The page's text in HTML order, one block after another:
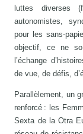
luttes diverses
autonomistes,
pour les sans-
objectif, ce ne
l’échange
de vue, de défis,
Parallèlement, un
renforcé : les
Sexta de la Otra